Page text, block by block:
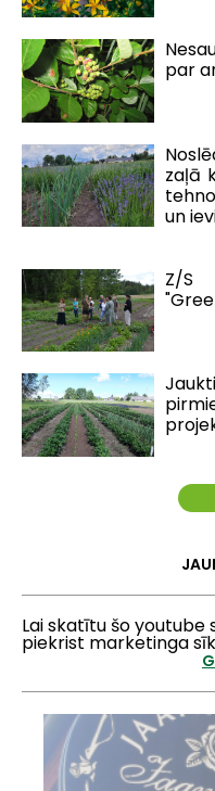
par
zaļā
un
Z/S
Lai skatītu šo youtube
piekrist marketinga